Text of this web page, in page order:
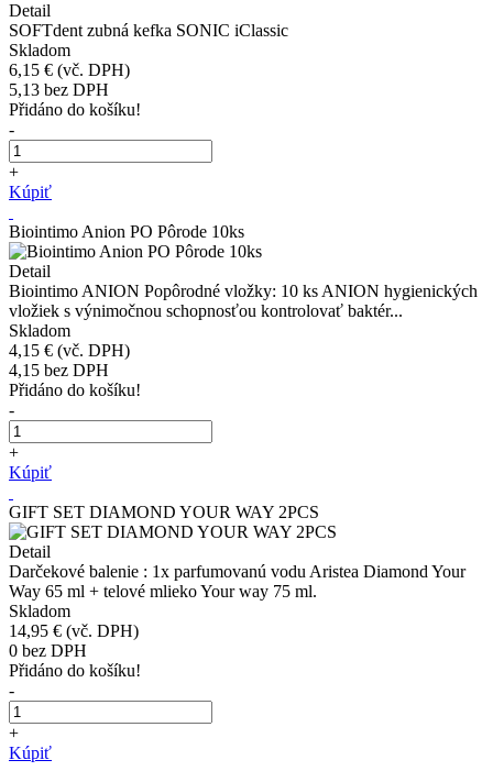
Detail
SOFTdent zubná kefka SONIC iClassic
Skladom
6,15 € (vč. DPH)
5,13 bez DPH
Přidáno do košíku!
-
+
Kúpiť
Biointimo Anion PO Pôrode 10ks
Detail
Biointimo ANION Popôrodné vložky: 10 ks ANION hygienických
vložiek s výnimočnou schopnosťou kontrolovať baktér...
Skladom
4,15 € (vč. DPH)
4,15 bez DPH
Přidáno do košíku!
-
+
Kúpiť
GIFT SET DIAMOND YOUR WAY 2PCS
Detail
Darčekové balenie : 1x parfumovanú vodu Aristea Diamond Your
Way 65 ml + telové mlieko Your way 75 ml.
Skladom
14,95 € (vč. DPH)
0 bez DPH
Přidáno do košíku!
-
+
Kúpiť